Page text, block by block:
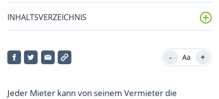
INHALTSVERZEICHNIS
verlangen
zuständig ist
- Aa +
Jeder Mieter kann von seinem Vermieter die